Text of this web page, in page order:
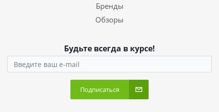
Бренды
Обзоры
Будьте всегда в курсе!
Подписаться